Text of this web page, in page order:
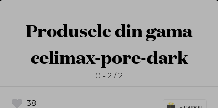
Produsele din gama
celimax-pore-dark
0 - 2 / 2
38